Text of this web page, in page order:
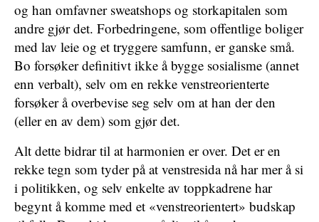
og han omfavner sweatshops og storkapitalen som
andre gjør det. Forbedringene, som offentlige boliger
med lav leie og et tryggere samfunn, er ganske små.
Bo forsøker definitivt ikke å bygge sosialisme (annet
enn verbalt), selv om en rekke venstreorienterte
forsøker å overbevise seg selv om at han der den
(eller en av dem) som gjør det.
Alt dette bidrar til at harmonien er over. Det er en
rekke tegn som tyder på at venstresida nå har mer å si
i politikken, og selv enkelte av toppkadrene har
begynt å komme med et «venstreorientert» budskap